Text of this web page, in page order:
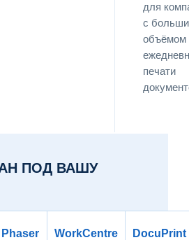
для
с
объёмом
печати
ПОД ВАШУ
Phaser
WorkCentre
DocuPrint